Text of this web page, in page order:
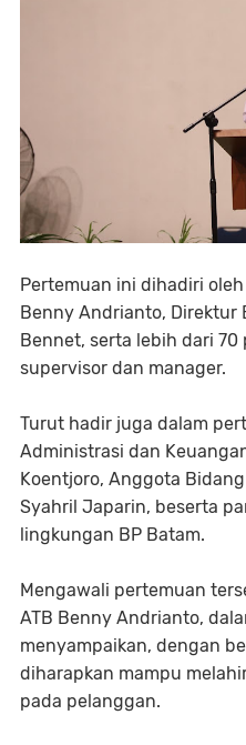
Pertemuan ini dihadiri
Benny Andrianto, Direktur
Bennet, serta lebih dari 70
supervisor dan manager.
Turut hadir juga dalam
Administrasi dan
Koentjoro, Anggota
Syahril Japarin, beserta
lingkungan BP Batam.
Mengawali pertemuan
ATB Benny Andrianto,
menyampaikan, dengan
diharapkan mampu
pada pelanggan.